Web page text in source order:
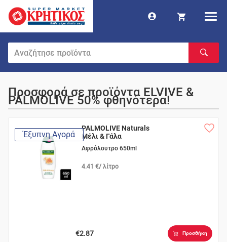
Προσφορά σε προϊόντα ELVIVE &
PALMOLIVE 50% φθηνότερα!
Έξυπνη Αγορά
PALMOLIVE Naturals
Μέλι & Γάλα
Αφρόλουτρο 650ml
4.41 €/ λίτρο
€2.87 Προσθήκη